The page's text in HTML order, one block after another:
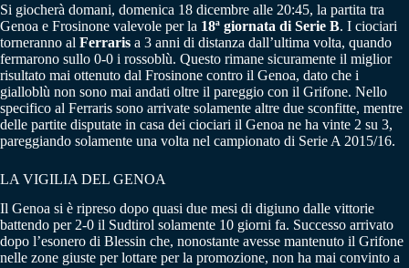
Si giocherà domani, domenica 18 dicembre alle 20:45, la partita tra
Genoa e Frosinone valevole per la 18ª giornata di Serie B. I ciociari
torneranno al Ferraris a 3 anni di distanza dall’ultima volta, quando
fermarono sullo 0-0 i rossoblù. Questo rimane sicuramente il miglior
risultato mai ottenuto dal Frosinone contro il Genoa, dato che i
gialloblù non sono mai andati oltre il pareggio con il Grifone. Nello
specifico al Ferraris sono arrivate solamente altre due sconfitte, mentre
delle partite disputate in casa dei ciociari il Genoa ne ha vinte 2 su 3,
pareggiando solamente una volta nel campionato di Serie A 2015/16.
LA VIGILIA DEL GENOA
Il Genoa si è ripreso dopo quasi due mesi di digiuno dalle vittorie
battendo per 2-0 il Sudtirol solamente 10 giorni fa. Successo arrivato
dopo l’esonero di Blessin che, nonostante avesse mantenuto il Grifone
nelle zone giuste per lottare per la promozione, non ha mai convinto a